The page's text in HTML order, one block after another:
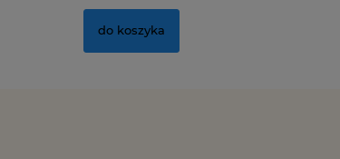
do koszyka